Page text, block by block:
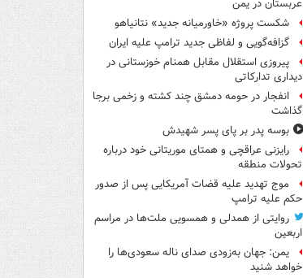
عربستان در یمن
شکست پروژه «خاورمیانه جدید» نتانیاهو
گزافه‌گویی و لفاظی جدید ترامپ علیه ایران
پیروزی استقلال مقابل همنام خوزستانی در
دیداری تدارکاتی
انفجار در حومه دمشق چند کشته و زخمی برجا
گذاشت
بوسه‌ پدر بر پای پسر شهیدش
رایزنی عراقچی و همتای موریتانی خود درباره
تحولات منطقه
موج تهدید علیه قضات آمریکایی پس از صدور
حکم علیه ترامپ
روایتی از همدلی و همسویی ملت‌ها در مراسم
اربعین
یمن: جهان به‌زودی صدای ناله سعودی‌ها را
خواهد شنید